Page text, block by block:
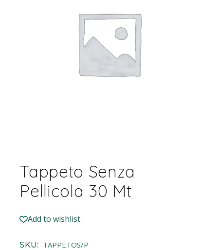
Tappeto Senza
Pellicola 30 Mt
Add to wishlist
SKU: TAPPETOS/P